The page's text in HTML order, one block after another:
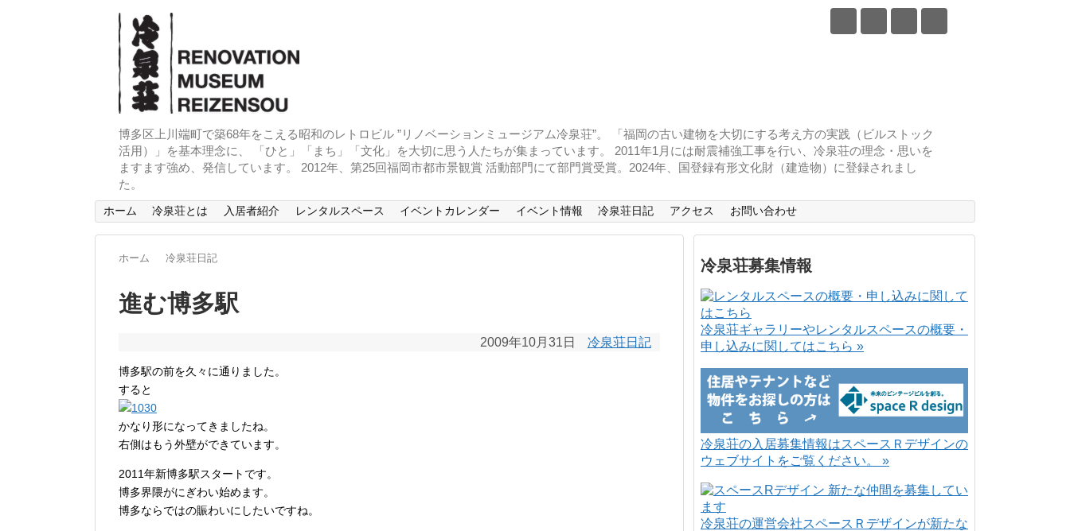
博多区上川端町で築68年をこえる昭和のレトロビル ”リノベーションミュージアム冷泉荘”。 「福岡の古い建物を大切にする考え方の実践（ビルストック
活用）」を基本理念に、 「ひと」「まち」「文化」を大切に思う人たちが集まっています。 2011年1月には耐震補強工事を行い、冷泉荘の理念・思いを
ますます強め、発信しています。 2012年、第25回福岡市都市景観賞 活動部門にて部門賞受賞。2024年、国登録有形文化財（建造物）に登録されまし
た。
ホーム 冷泉荘とは 入居者紹介 レンタルスペース イベントカレンダー イベント情報 冷泉荘日記 アクセス お問い合わせ
ホーム 冷泉荘日記
進む博多駅
2009年10月31日 冷泉荘日記
博多駅の前を久々に通りました。
すると
かなり形になってきましたね。
右側はもう外壁ができています。
2011年新博多駅スタートです。
博多界隈がにぎわい始めます。
博多ならではの賑わいにしたいですね。
冷泉荘募集情報
冷泉荘ギャラリーやレンタルスペースの概要・
申し込みに関してはこちら »
冷泉荘の入居募集情報はスペースＲデザインの
ウェブサイトをご覧ください。 »
冷泉荘の運営会社スペースＲデザインが新たな